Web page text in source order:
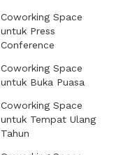
Coworking Space
untuk Press
Conference
Coworking Space
untuk Buka Puasa
Coworking Space
untuk Tempat Ulang
Tahun